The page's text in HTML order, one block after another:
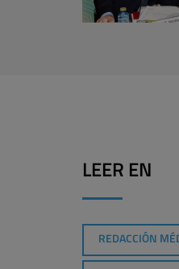
LEER EN
REDACCIÓN